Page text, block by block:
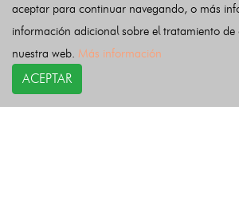
aceptar para continuar navegando, o más
información adicional sobre el tratamiento de
nuestra web. Más información
ACEPTAR